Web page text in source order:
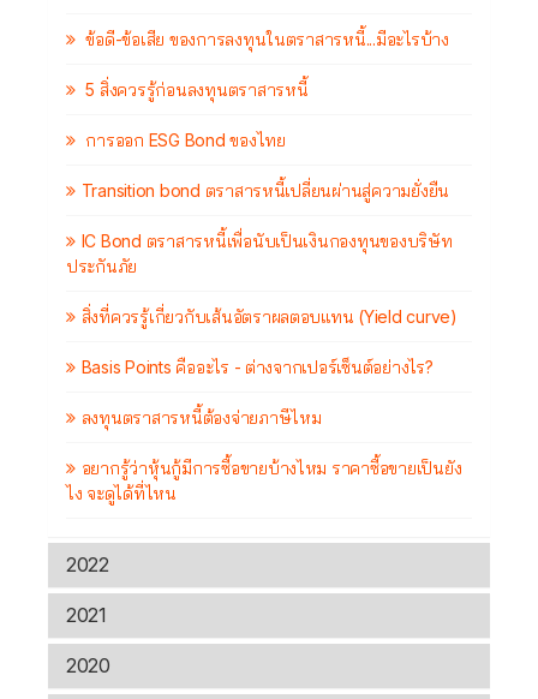
ข้อดี-ข้อเสีย ของการลงทุนในตราสารหนี้...มีอะไรบ้าง
5 สิ่งควรรู้ก่อนลงทุนตราสารหนี้
การออก ESG Bond ของไทย
Transition bond ตราสารหนี้เปลี่ยนผ่านสู่ความยั่งยืน
IC Bond ตราสารหนี้เพื่อนับเป็นเงินกองทุนของบริษัท
ประกันภัย
สิ่งที่ควรรู้เกี่ยวกับเส้นอัตราผลตอบแทน (Yield curve)
Basis Points คืออะไร - ต่างจากเปอร์เซ็นต์อย่างไร?
ลงทุนตราสารหนี้ต้องจ่ายภาษีไหม
อยากรู้ว่าหุ้นกู้มีการซื้อขายบ้างไหม ราคาซื้อขายเป็นยัง
ไง จะดูได้ที่ไหน
2022
2021
2020